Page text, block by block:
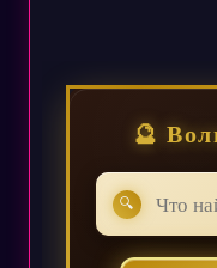
🔮
🔍